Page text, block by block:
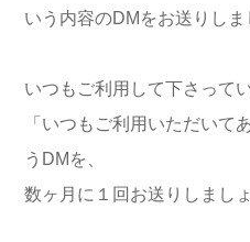
いう内容のDMをお送りしま
いつもご利用して下さって
「いつもご利用いただいて
うDMを、
数ヶ月に１回お送りしましょ